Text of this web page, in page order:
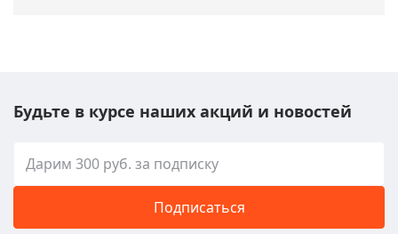
Будьте в курсе наших акций и новостей
Подписаться